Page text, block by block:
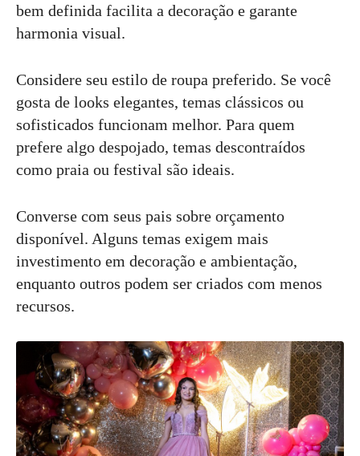
bem definida facilita a decoração e garante
harmonia visual.
Considere seu estilo de roupa preferido. Se você
gosta de looks elegantes, temas clássicos ou
sofisticados funcionam melhor. Para quem
prefere algo despojado, temas descontraídos
como praia ou festival são ideais.
Converse com seus pais sobre orçamento
disponível. Alguns temas exigem mais
investimento em decoração e ambientação,
enquanto outros podem ser criados com menos
recursos.